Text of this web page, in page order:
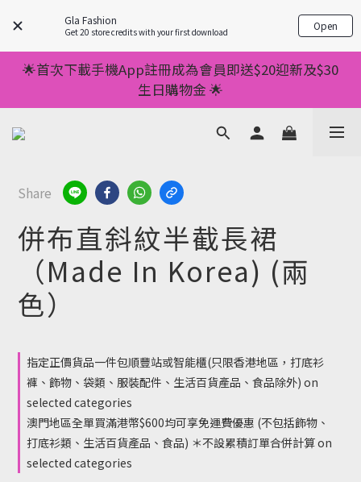
Gla Fashion
Get 20 store credits with your first download Open
💥正價服裝滿減優惠💥 ✅一件起包順豐 ✅第二件起減
$20 ✅第三件減$40    如此類推⬆不設上限
💥正價服裝滿減優惠💥 ✅一件起包順豐 ✅第二件起減
$20 ✅第三件減$40    如此類推⬆不設上限
🌟首次下載手機App註冊成為會員即送$20迎新及$30
生日購物金 🌟
🌟手機App消費儲積分當購物金用🌟消費1元有1分 🌟
累積滿100分可當1元使用🌟
💥正價服裝滿減優惠💥 ✅一件起包順豐 ✅第二件起減
$20 ✅第三件減$40    如此類推⬆不設上限
Share
併布直斜紋半截長裙
（Made In Korea) (兩
色）
指定正價貨品一件包順豐站或智能櫃(只限香港地區，打底衫
褲、飾物、袋類、服裝配件、生活百貨產品、食品除外) on
selected categories
澳門地區全單買滿港幣$600均可享免運費優惠 (不包括飾物、
打底衫類、生活百貨產品、食品) ＊不設累積訂單合併計算 on
selected categories